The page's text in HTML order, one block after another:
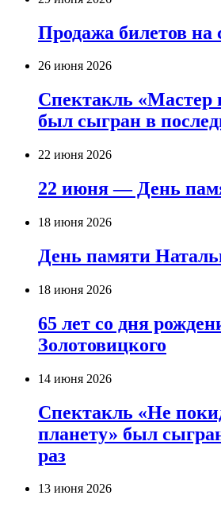
Продажа билетов на
26 июня 2026
Спектакль «Мастер
был сыгран в
22 июня 2026
22 июня — День
18 июня 2026
День памяти
18 июня 2026
65 лет со дня
Золотовицкого
14 июня 2026
Спектакль «Не
планету» был
раз
13 июня 2026